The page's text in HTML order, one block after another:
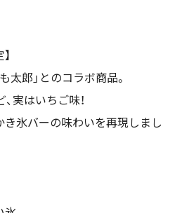
太郎」とのコラボ商品。
実はいちご味！
き氷バーの味わいを再現しまし